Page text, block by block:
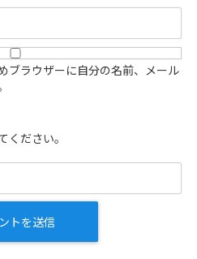
ブラウザーに自分の名前、メール
ください。